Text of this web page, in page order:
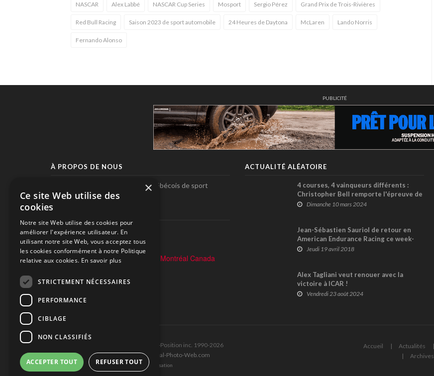
NASCAR Alex Labbé NASCAR Cup Series Mosport Sergio Pérez Grand Prix de Trois-Rivières
Red Bull Racing Saison 2023 de sport automobile 24 Heures de Daytona McLaren Lando Norris
Fernando Alonso
PUBLICITÉ
À PROPOS DE NOUS
Pole-Position, le seul magazine québécois de sport
automobile.
SUIVEZ-NOUS
ACTUALITÉ ALÉATOIRE
4 courses, 4 vainqueurs différents :
Christopher Bell remporte l'épreuve de
NASCAR Cup à Phoenix
Dimanche 10 mars 2024
Jean-Sébastien Sauriol de retour en
American Endurance Racing ce week-
end à Watkins Glen
Jeudi 19 avril 2018
Alex Tagliani veut renouer avec la
victoire à ICAR !
Vendredi 23 août 2024
Tous droits réservés © Les Éditions Pole-Position inc. 1990-2026
Ce site est produit et hébergé par Montréal-Photo-Web.com
Politique de confidentialité et Conditions d’utilisation
Accueil Actualités
Archives
×
Ce site Web utilise des
cookies
Notre site Web utilise des cookies pour
améliorer l'expérience utilisateur. En
utilisant notre site Web, vous acceptez tous
les cookies conformément à notre Politique
relative aux cookies. En savoir plus
STRICTEMENT NÉCESSAIRES
PERFORMANCE
CIBLAGE
NON CLASSIFIÉS
ACCEPTER TOUT REFUSER TOUT